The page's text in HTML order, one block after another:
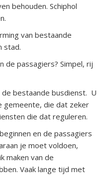
behouden. Schiphol
van bestaande
stad.
de passagiers? Simpel, rij
de bestaande busdienst. U
gemeente, die dat zeker
die dat reguleren.
en de passagiers
je moet voldoen,
maken van de
Vaak lange tijd met